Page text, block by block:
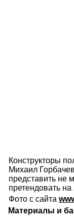
Конструкторы
Михаил
представить не
претендовать
Фото с сайта
Материалы и